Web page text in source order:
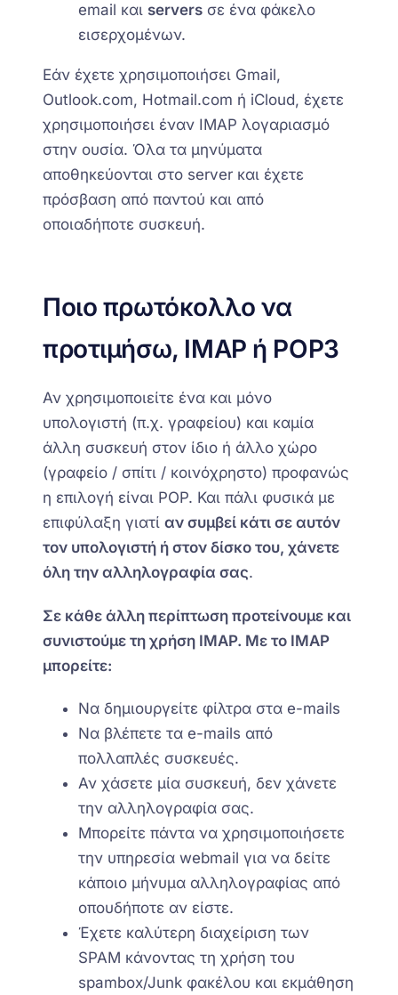
email και servers σε ένα φάκελο
εισερχομένων.
Εάν έχετε χρησιμοποιήσει Gmail,
Outlook.com, Hotmail.com ή iCloud, έχετε
χρησιμοποιήσει έναν IMAP λογαριασμό
στην ουσία. Όλα τα μηνύματα
αποθηκεύονται στο server και έχετε
πρόσβαση από παντού και από
οποιαδήποτε συσκευή.
Ποιο πρωτόκολλο να
προτιμήσω, IMAP ή POP3
Αν χρησιμοποιείτε ένα και μόνο
υπολογιστή (π.χ. γραφείου) και καμία
άλλη συσκευή στον ίδιο ή άλλο χώρο
(γραφείο / σπίτι / κοινόχρηστο) προφανώς
η επιλογή είναι POP. Και πάλι φυσικά με
επιφύλαξη γιατί αν συμβεί κάτι σε αυτόν
τον υπολογιστή ή στον δίσκο του, χάνετε
όλη την αλληλογραφία σας.
Σε κάθε άλλη περίπτωση προτείνουμε και
συνιστούμε τη χρήση IMAP. Με το IMAP
μπορείτε:
Να δημιουργείτε φίλτρα στα e-mails
Να βλέπετε τα e-mails από
πολλαπλές συσκευές.
Αν χάσετε μία συσκευή, δεν χάνετε
την αλληλογραφία σας.
Μπορείτε πάντα να χρησιμοποιήσετε
την υπηρεσία webmail για να δείτε
κάποιο μήνυμα αλληλογραφίας από
οπουδήποτε αν είστε.
Έχετε καλύτερη διαχείριση των
SPAM κάνοντας τη χρήση του
spambox/Junk φακέλου και εκμάθηση